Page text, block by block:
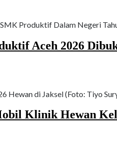
Produktif Dalam Negeri
Aceh 2026
Hewan di Jaksel (Foto: Tiyo
Klinik Hewan